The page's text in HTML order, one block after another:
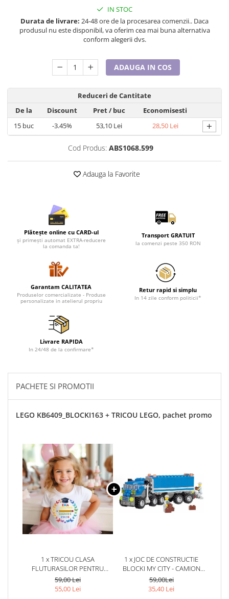
IN STOC
Durata de livrare: 24-48 ore de la procesarea comenzii.. Daca
produsul nu este disponibil, va oferim cea mai buna alternativa
conform alegerii dvs.
ADAUGA IN COS
Reduceri de Cantitate
De la
Discount Pret/ buc
Economisesti
15buc -3.45% 53,10 Lei 28,50 Lei +
Cod Produs: ABS1068.599
Adauga la Favorite
Plătește online cu CARD-ul
și primești automat EXTRA-reducere
la comanda ta!
Transport GRATUIT
la comenzi peste 350 RON
Garantam CALITATEA
Produselor comercializate - Produse
personalizate in atelierul propriu
Retur rapid si simplu
In 14 zile conform politicii*
Livrare RAPIDA
In 24/48 de la confirmare*
PACHETE SI PROMOTII
LEGO KB6409_BLOCKI163 + TRICOU LEGO, pachet promo
1 x TRICOU CLASA
FLUTURASILOR PENTRU
SCOALA SAU GRADINITA
ABS1068.59
59,00 Lei
55,00 Lei
1 x JOC DE CONSTRUCTIE
BLOCKI MY CITY - CAMION
(163 PIESE)
59,00Lei
35,40 Lei